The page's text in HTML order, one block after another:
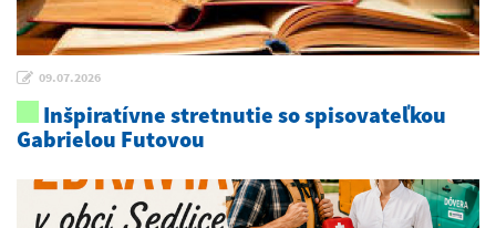
09.07.2026
Inšpiratívne stretnutie so spisovateľkou
Gabrielou Futovou